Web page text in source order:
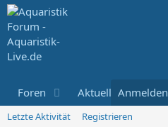
Foren AktuellesAnmelden
Letzte Aktivität Registrieren